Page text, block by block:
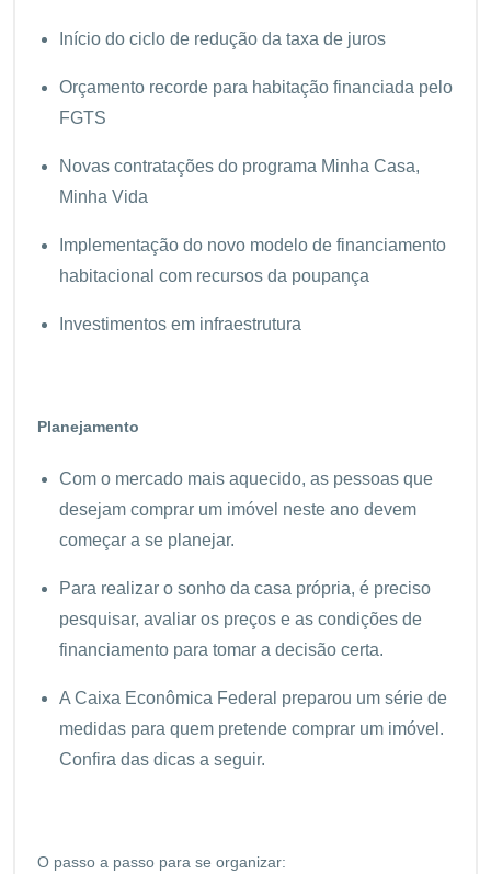
Início do ciclo de redução da taxa de juros
Orçamento recorde para habitação financiada pelo
FGTS
Novas contratações do programa Minha Casa,
Minha Vida
Implementação do novo modelo de financiamento
habitacional com recursos da poupança
Investimentos em infraestrutura
Planejamento
Com o mercado mais aquecido, as pessoas que
desejam comprar um imóvel neste ano devem
começar a se planejar.
Para realizar o sonho da casa própria, é preciso
pesquisar, avaliar os preços e as condições de
financiamento para tomar a decisão certa.
A Caixa Econômica Federal preparou um série de
medidas para quem pretende comprar um imóvel.
Confira das dicas a seguir.
O passo a passo para se organizar: